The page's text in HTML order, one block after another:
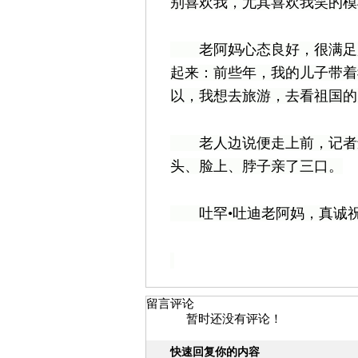
老阿妈心态良好，很满足
起来：前些年，我的儿子带
以，我想去旅游，去看祖国
老人边说便走上前，记者
头、脸上、脖子亲了三口。
吐罕•吐迪老阿妈，真诚
留言评论
暂时还没有评论！
快速回复你的内容